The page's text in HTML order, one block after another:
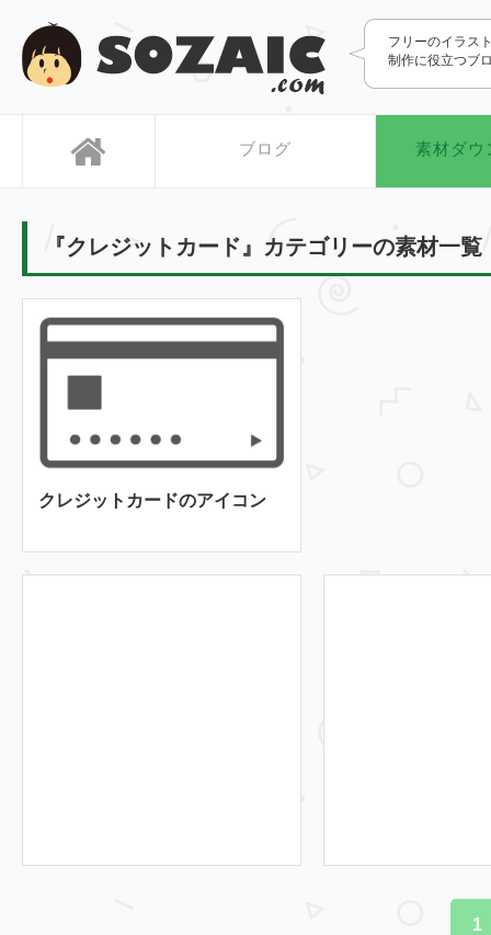
SOZAIC.com
フリーのイラス
制作に役立つブ
ブログ 素材ダウ
『クレジットカード』カテゴリーの素材一覧
クレジットカードのアイコン
1